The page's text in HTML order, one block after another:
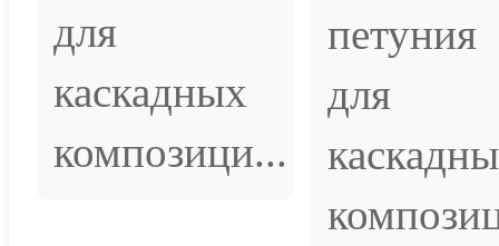
для
каскадных
композици...
петуния
для